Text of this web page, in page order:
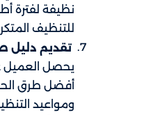
نظيفة لفترة
للتنظيف
تقديم
يحصل
أفضل طرق
ومواعيد